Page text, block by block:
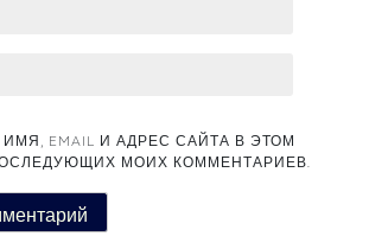
EMAIL И АДРЕС САЙТА В ЭТОМ
МОИХ КОММЕНТАРИЕВ.